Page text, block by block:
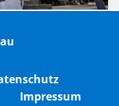
Impressum